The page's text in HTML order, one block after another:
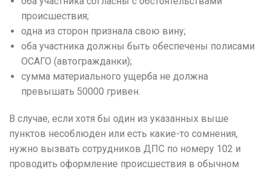
происшествия;
одна из сторон признала свою вину;
оба участника должны быть обеспечены полисами
ОСАГО (автогражданки);
сумма материального ущерба не должна
превышать 50000 гривен.
В случае, если хотя бы один из указанных выше
пунктов несоблюден или есть какие-то сомнения,
нужно вызвать сотрудников ДПС по номеру 102 и
проводить оформление происшествия в обычном